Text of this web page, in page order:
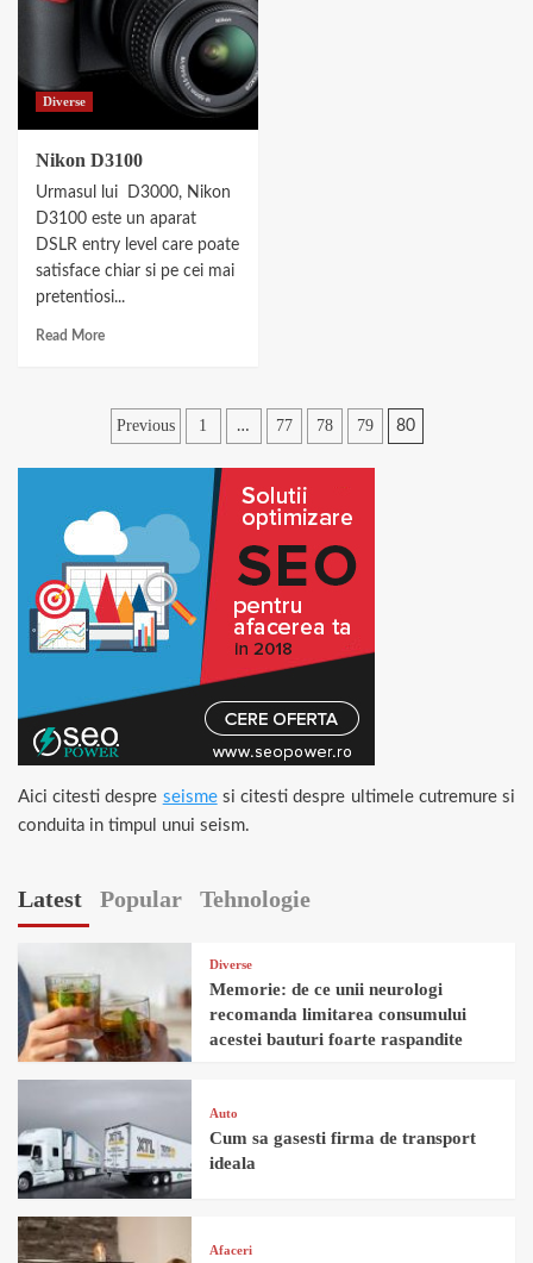
Diverse
Nikon D3100
Urmasul lui D3000, Nikon
D3100 este un aparat
DSLR entry level care poate
satisface chiar si pe cei mai
pretentiosi...
Read More
Paginație
articole
Previous 1 … 77 78 79 80
Aici citesti despre seismesi citesti despre ultimele cutremure si
conduita in timpul unui seism.
Latest Popular Tehnologie
Diverse
Memorie: de ce unii neurologi
recomanda limitarea consumului
acestei bauturi foarte raspandite
Auto
Cum sa gasesti firma de transport
ideala
Afaceri